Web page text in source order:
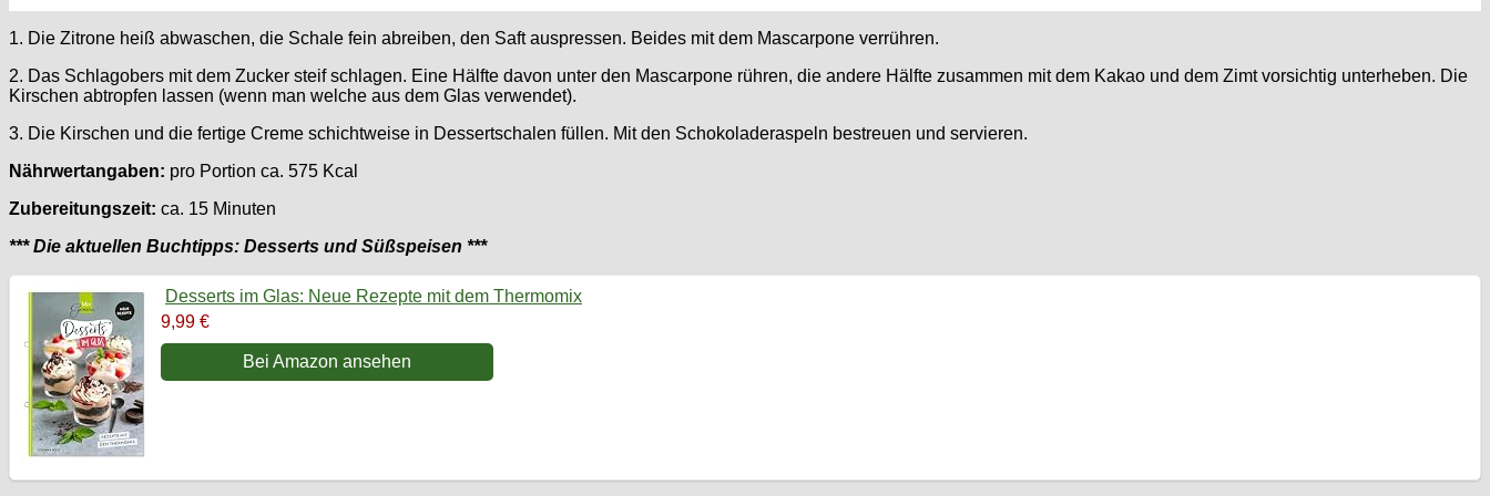
1. Die Zitrone heiß abwaschen, die Schale fein abreiben, den Saft auspressen. Beides mit dem Mascarpone verrühren.
2. Das Schlagobers mit dem Zucker steif schlagen. Eine Hälfte davon unter den Mascarpone rühren, die andere Hälfte zusammen mit dem Kakao und dem Zimt vorsichtig unterheben. Die
Kirschen abtropfen lassen (wenn man welche aus dem Glas verwendet).
3. Die Kirschen und die fertige Creme schichtweise in Dessertschalen füllen. Mit den Schokoladeraspeln bestreuen und servieren.
Nährwertangaben: pro Portion ca. 575 Kcal
Zubereitungszeit: ca. 15 Minuten
*** Die aktuellen Buchtipps: Desserts und Süßspeisen ***
Desserts im Glas: Neue Rezepte mit dem Thermomix
9,99 €
Bei Amazon ansehen